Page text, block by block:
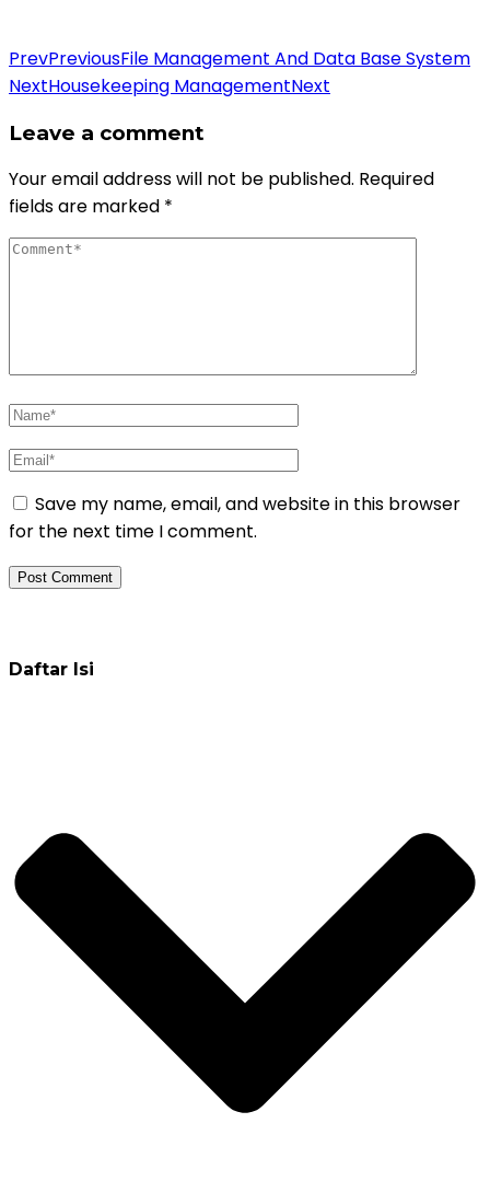
PrevPreviousFile Management And Data Base System
NextHousekeeping ManagementNext
Leave a comment
Your email address will not be published. Required
fields are marked *
Save my name, email, and website in this browser
for the next time I comment.
Daftar Isi